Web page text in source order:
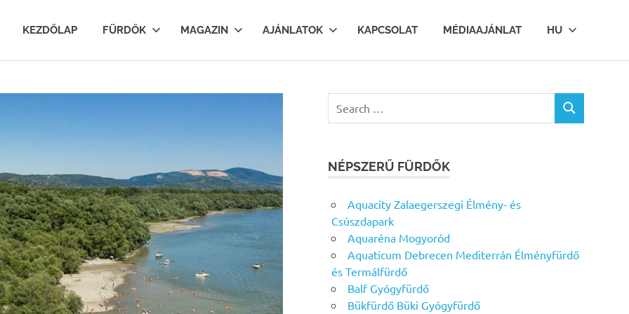
KEZDŐLAP FÜRDŐK MAGAZIN AJÁNLATOK KAPCSOLAT MÉDIAAJÁNLAT HU
for:
SEARCH
NÉPSZERŰ FÜRDŐK
Aquacity Zalaegerszegi Élmény- és
Csúszdapark
Aquaréna Mogyoród
Aquaticum Debrecen Mediterrán Élményfürdő
és Termálfürdő
Balf Gyógyfürdő
Bükfürdő Büki Gyógyfürdő